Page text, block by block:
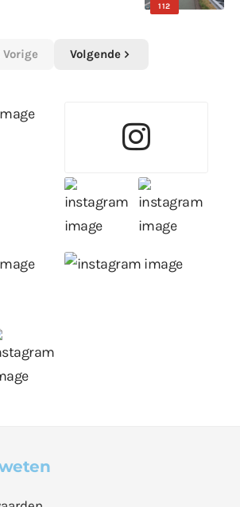
112
Vorige Volgende